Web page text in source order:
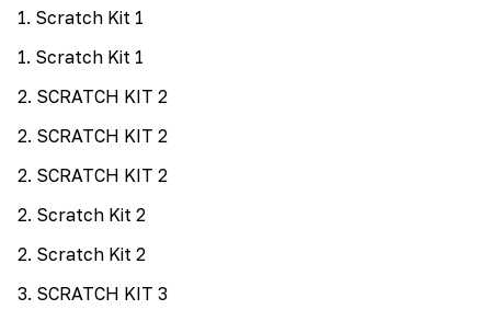
1. Scratch Kit 1
1. Scratch Kit 1
2. SCRATCH KIT 2
2. SCRATCH KIT 2
2. SCRATCH KIT 2
2. Scratch Kit 2
2. Scratch Kit 2
3. SCRATCH KIT 3